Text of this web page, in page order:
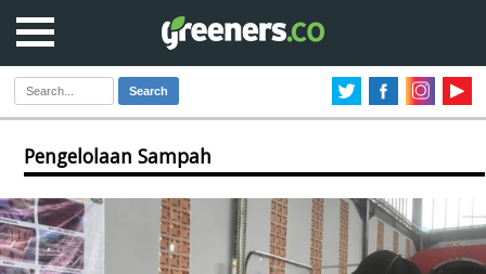
Search
Pengelolaan Sampah